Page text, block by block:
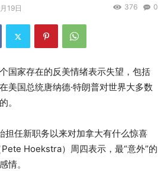
19日 0
376
国家存在的反美情绪表示失望，包括
美国总统唐纳德·特朗普对世界大多数
。
担任新职务以来对加拿大有什么惊喜
Hoekstra）周四表示，最“意外”的
情。